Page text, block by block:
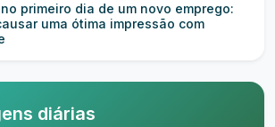
primeiro dia de um novo emprego:
uma ótima impressão com
diárias